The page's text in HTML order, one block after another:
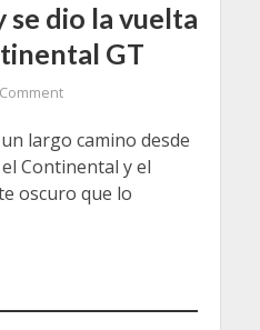
dio la vuelta
GT
largo camino desde
Continental y el
oscuro que lo